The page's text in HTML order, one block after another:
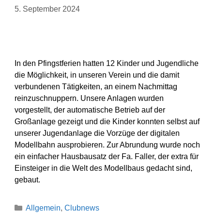
5. September 2024
In den Pfingstferien hatten 12 Kinder und Jugendliche
die Möglichkeit, in unseren Verein und die damit
verbundenen Tätigkeiten, an einem Nachmittag
reinzuschnuppern. Unsere Anlagen wurden
vorgestellt, der automatische Betrieb auf der
Großanlage gezeigt und die Kinder konnten selbst auf
unserer Jugendanlage die Vorzüge der digitalen
Modellbahn ausprobieren. Zur Abrundung wurde noch
ein einfacher Hausbausatz der Fa. Faller, der extra für
Einsteiger in die Welt des Modellbaus gedacht sind,
gebaut.
Kategorien
Allgemein, Clubnews